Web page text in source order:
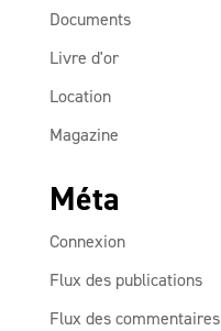
Documents
Livre d'or
Location
Magazine
Méta
Connexion
Flux des publications
Flux des commentaires